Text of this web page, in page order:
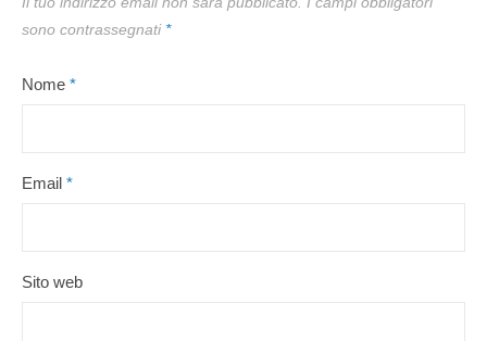
sono contrassegnati *
Nome *
Email *
Sito web